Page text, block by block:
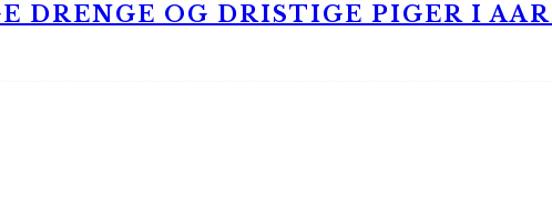
DRENGE OG DRISTIGE PIGER I